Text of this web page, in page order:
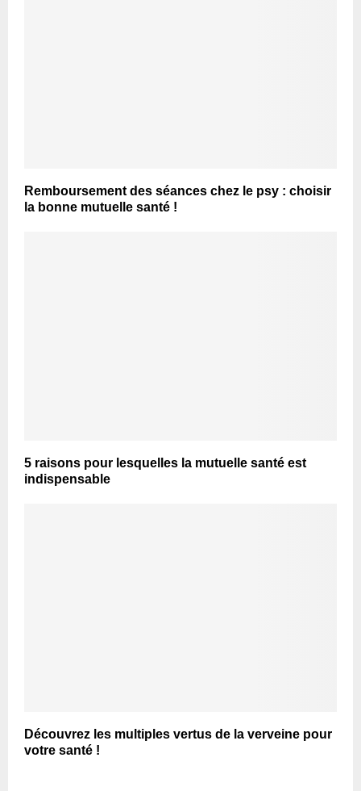
Remboursement des séances chez le psy : choisir
la bonne mutuelle santé !
5 raisons pour lesquelles la mutuelle santé est
indispensable
Découvrez les multiples vertus de la verveine pour
votre santé !